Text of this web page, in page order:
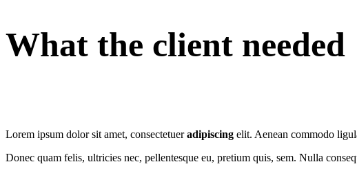
What the client needed
Lorem ipsum dolor sit amet, consectetueradipiscing elit. Aenean commodo
Donec quam felis, ultricies nec, pellentesque eu, pretium quis, sem. Nulla